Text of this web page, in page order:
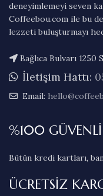
deneyimlemeyi seven
Coffeebou.com ile bu
lezzeti buluşturmayı
Bağlıca Bulvarı
İletişim Hattı:
Email:
%100 GÜVENLİ
Bütün kredi kartları,
ÜCRETSİZ